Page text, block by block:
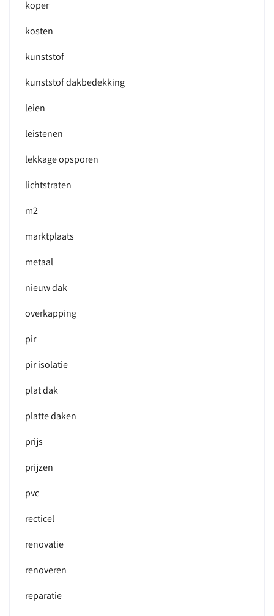
koper
kosten
kunststof
kunststof dakbedekking
leien
leistenen
lekkage opsporen
lichtstraten
m2
marktplaats
metaal
nieuw dak
overkapping
pir
pir isolatie
plat dak
platte daken
prijs
prijzen
pvc
recticel
renovatie
renoveren
reparatie